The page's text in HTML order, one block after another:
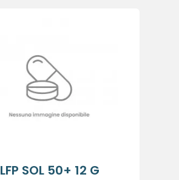
LFP SOL 50+ 12 G